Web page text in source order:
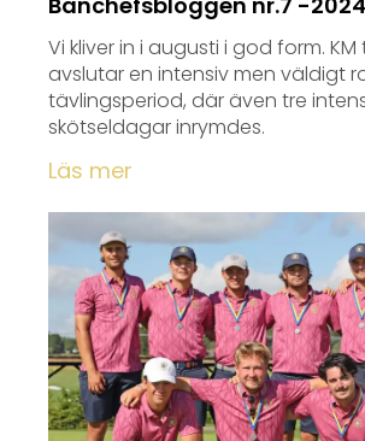
Vi kliver in i augusti i god form. KM
avslutar en intensiv men väldigt
tävlingsperiod, där även tre
skötseldagar inrymdes.
Läs mer